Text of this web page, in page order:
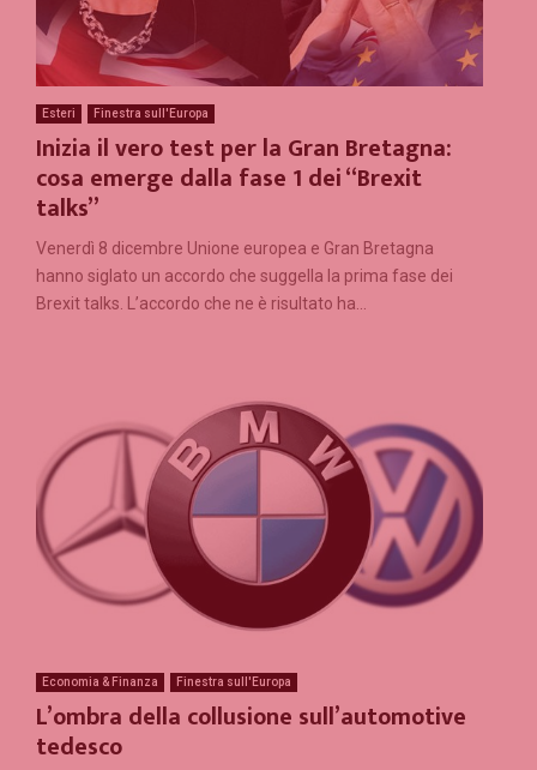
Esteri Finestra sull'Europa
Inizia il vero test per la Gran Bretagna:
cosa emerge dalla fase 1 dei “Brexit
talks”
Venerdì 8 dicembre Unione europea e Gran Bretagna
hanno siglato un accordo che suggella la prima fase dei
Brexit talks. L’accordo che ne è risultato ha...
Economia & Finanza Finestra sull'Europa
L’ombra della collusione sull’automotive
tedesco